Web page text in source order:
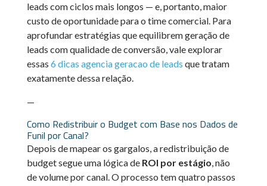
leads com ciclos mais longos — e, portanto, maior
custo de oportunidade para o time comercial. Para
aprofundar estratégias que equilibrem geração de
leads com qualidade de conversão, vale explorar
essas 6 dicas agencia geracao de leads que tratam
exatamente dessa relação.
—
Como Redistribuir o Budget com Base nos Dados de
Funil por Canal?
Depois de mapear os gargalos, a redistribuição de
budget segue uma lógica de ROI por estágio, não
de volume por canal. O processo tem quatro passos